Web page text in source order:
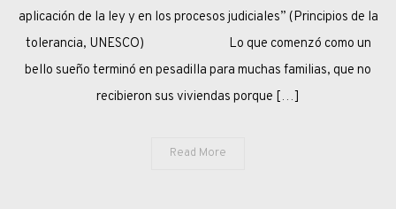
aplicación de la ley y en los procesos judiciales” (Principios de la
tolerancia, UNESCO) Lo que comenzó como un
bello sueño terminó en pesadilla para muchas familias, que no
recibieron sus viviendas porque […]
Read More